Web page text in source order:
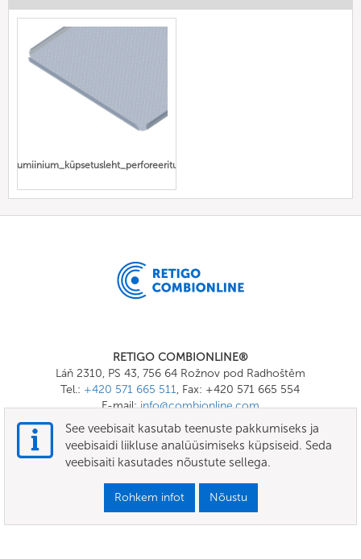
alumiinium_küpsetusleht_perforeeritud
RETIGO COMBIONLINE®
Láň 2310, PS 43, 756 64 Rožnov pod Radhoštěm
Tel.: +420 571 665 511, Fax: +420 571 665 554
E-mail:info@combionline.com
OnlineMenu
TINGIMUSED
See veebisait kasutab teenuste pakkumiseks ja
veebisaidi liikluse analüüsimiseks küpsiseid. Seda
veebisaiti kasutades nõustute sellega.
Rohkem infot Nõustu